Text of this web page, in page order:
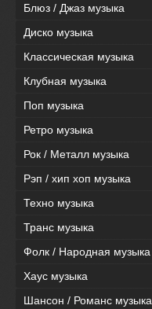
Блюз / Джаз музыка
Диско музыка
Классическая музыка
Клубная музыка
Поп музыка
Ретро музыка
Рок / Металл музыка
Рэп / хип хоп музыка
Техно музыка
Транс музыка
Фолк / Народная музыка
Хаус музыка
Шансон / Романс музыка